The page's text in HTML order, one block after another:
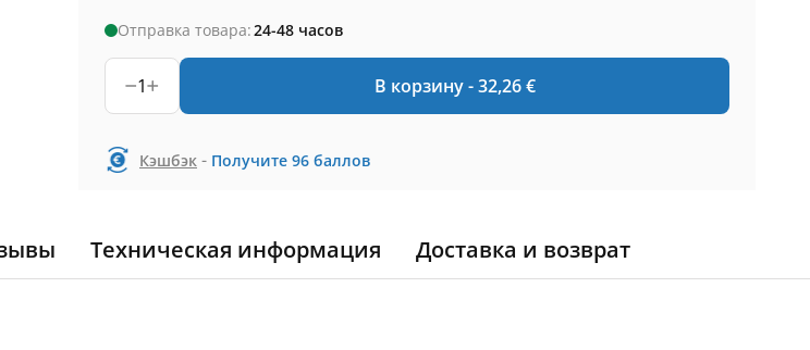
Отправка товара:24-48 часов
1 В корзину -32,26 €
Кэшбэк - Получите 96 баллов
Техническая информация Доставка и возврат